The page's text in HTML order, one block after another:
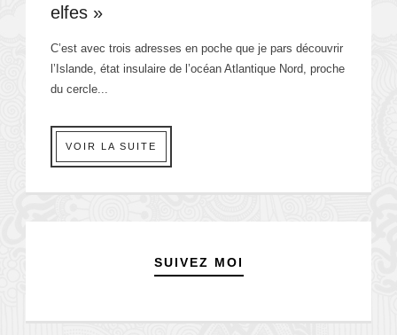
elfes »
C’est avec trois adresses en poche que je pars découvrir
l’Islande, état insulaire de l’océan Atlantique Nord, proche
du cercle...
VOIR LA SUITE
SUIVEZ MOI